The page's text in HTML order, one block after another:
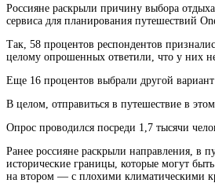
Россияне раскрыли причину выбора
сервиса для планирования путешествий
Так, 58 процентов респондентов
целому опрошенных ответили, что у них
Еще 16 процентов выбрали другой
В целом, отправиться в путешествие в
Опрос проводился посреди 1,7 тысячи
Ранее россияне раскрыли направления, в
исторические границы, которые могут
на втором — с плохими климатическими